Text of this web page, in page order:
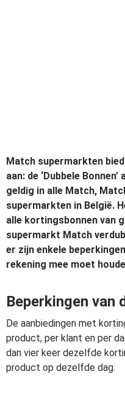
Match supermarkten
aan: de ‘Dubbele
geldig in alle Match,
supermarkten in België.
alle kortingsbonnen van
supermarkt Match
er zijn enkele
rekening mee moet
Beperkingen van
De aanbiedingen met
product, per klant en per
dan vier keer dezelfde
product op dezelfde dag.